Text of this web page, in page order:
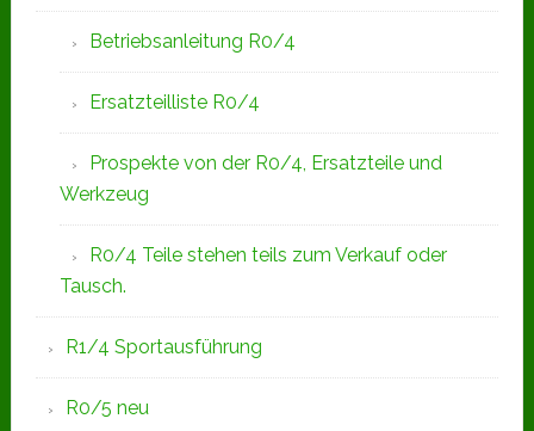
Betriebsanleitung R0/4
Ersatzteilliste R0/4
Prospekte von der R0/4, Ersatzteile und
Werkzeug
R0/4 Teile stehen teils zum Verkauf oder
Tausch.
R1/4 Sportausführung
R0/5 neu